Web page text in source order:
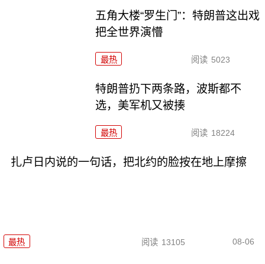
五角大楼“罗生门”：特朗普这出戏
把全世界演懵
最热 阅读 5023
特朗普扔下两条路，波斯都不
选，美军机又被揍
最热 阅读 18224
扎卢日内说的一句话，把北约的脸按在地上摩擦
最热 阅读 13105 08-06